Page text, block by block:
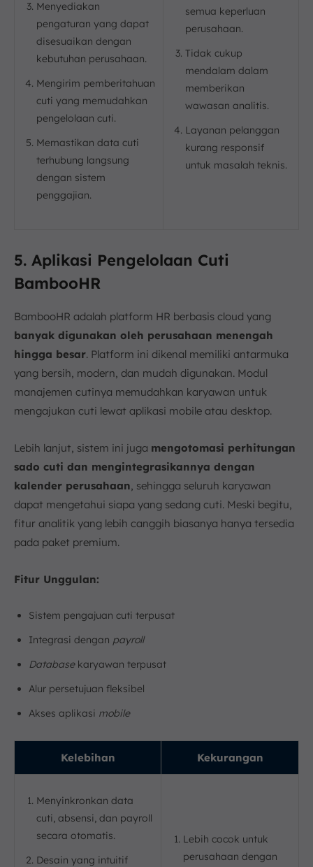
Menyediakan
pengaturan yang dapat
disesuaikan dengan
kebutuhan perusahaan.
Mengirim pemberitahuan
cuti yang memudahkan
pengelolaan cuti.
Memastikan data cuti
terhubung langsung
dengan sistem
penggajian.
semua keperluan
perusahaan.
Tidak cukup
mendalam dalam
memberikan
wawasan analitis.
Layanan pelanggan
kurang responsif
untuk masalah teknis.
5. Aplikasi Pengelolaan Cuti
BambooHR
BambooHR adalah platform HR berbasis cloud yang
banyak digunakan oleh perusahaan menengah
hingga besar. Platform ini dikenal memiliki antarmuka
yang bersih, modern, dan mudah digunakan. Modul
manajemen cutinya memudahkan karyawan untuk
mengajukan cuti lewat aplikasi mobile atau desktop.
Lebih lanjut, sistem ini juga mengotomasi perhitungan
sado cuti dan mengintegrasikannya dengan
kalender perusahaan, sehingga seluruh karyawan
dapat mengetahui siapa yang sedang cuti. Meski begitu,
fitur analitik yang lebih canggih biasanya hanya tersedia
pada paket premium.
Fitur Unggulan:
Sistem pengajuan cuti terpusat
Integrasi dengan payroll
Databasekaryawan terpusat
Alur persetujuan fleksibel
Akses aplikasi mobile
Kelebihan Kekurangan
Menyinkronkan data
cuti, absensi, dan payroll
secara otomatis.
Desain yang intuitif
Lebih cocok untuk
perusahaan dengan